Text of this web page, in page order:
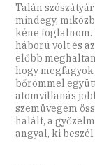
Talán
mindegy,
kéne foglalnom.
háború volt és
előbb
hogy
bőrömmel
atomvillanás
szemüvegem
halált, a
angyal, ki